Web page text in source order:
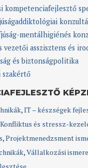
kompetenciafejlesztő
mentálhigiénés
vezetői asszisztens és
és biztonságpolitika
szakértő
,IT – készségek
Konfliktus és stressz-
,Projektmenedzsment
,Vállalkozási